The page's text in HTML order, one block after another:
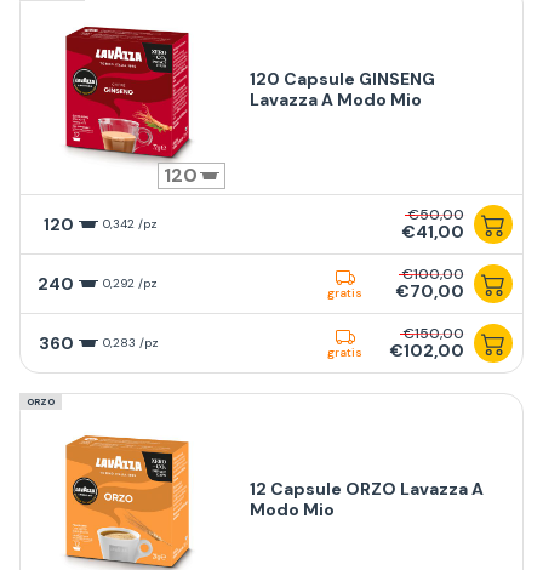
120
120 Capsule GINSENG
Lavazza A Modo Mio
120 0,342 /pz €50,00
€41,00
240 0,292 /pz
gratis
€100,00
€70,00
360 0,283 /pz
gratis
€150,00
€102,00
ORZO
12 Capsule ORZO Lavazza A
Modo Mio